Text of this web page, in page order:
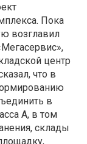
Пока
возглавил
центр
что в
в
А, в том
склады